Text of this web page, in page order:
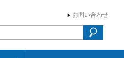
お問い合わせ